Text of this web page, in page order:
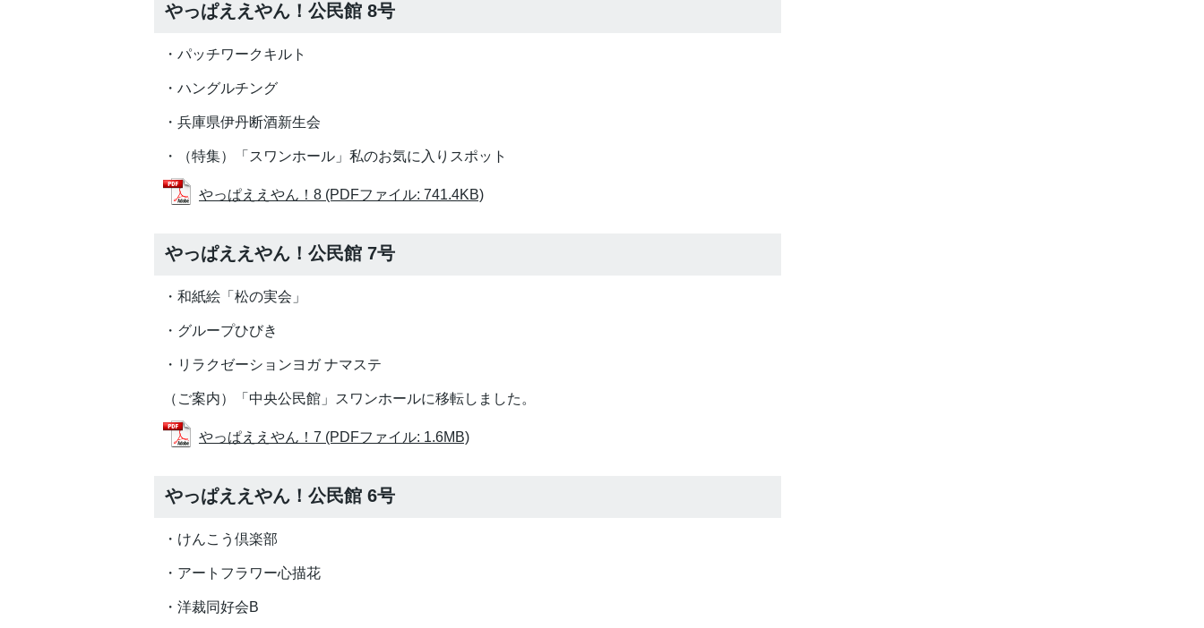
やっぱええやん！公民館 8号
・パッチワークキルト
・ハングルチング
・兵庫県伊丹断酒新生会
・（特集）「スワンホール」私のお気に入りスポット
やっぱええやん！8 (PDFファイル: 741.4KB)
やっぱええやん！公民館 7号
・和紙絵「松の実会」
・グループひびき
・リラクゼーションヨガ ナマステ
（ご案内）「中央公民館」スワンホールに移転しました。
やっぱええやん！7 (PDFファイル: 1.6MB)
やっぱええやん！公民館 6号
・けんこう倶楽部
・アートフラワー心描花
・洋裁同好会B